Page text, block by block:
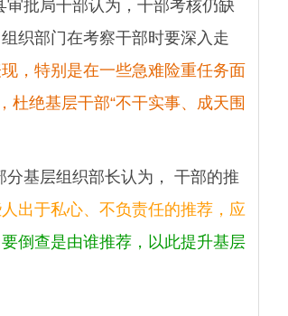
审批局干部认为，干部考核仍缺
织部门在考察干部时要深入走
，特别是在一些急难险重任务面
杜绝基层干部“不干实事、成天围
分基层组织部长认为， 干部的推
人出于私心、不负责任的推荐，应
倒查是由谁推荐，以此提升基层